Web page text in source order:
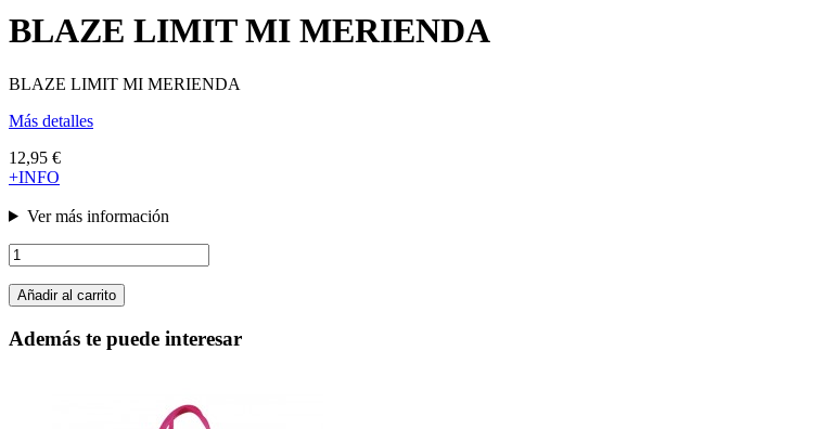
BLAZE LIMIT MI MERIENDA
BLAZE LIMIT MI MERIENDA
Más detalles
12,95 €
+INFO
Ver más información
Añadir al carrito
Además te puede interesar